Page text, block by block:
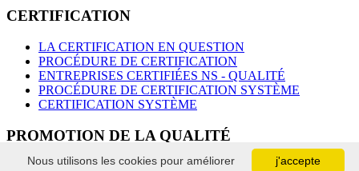
CERTIFICATION
LA CERTIFICATION EN QUESTION
PROCÉDURE DE CERTIFICATION
ENTREPRISES CERTIFIÉES NS - QUALITÉ
PROCÉDURE DE CERTIFICATION SYSTÈME
CERTIFICATION SYSTÈME
PROMOTION DE LA QUALITÉ
OSCAR NATIONAL DE LA QUALITÉ j'accepte
Nous utilisons les cookies pour améliorer